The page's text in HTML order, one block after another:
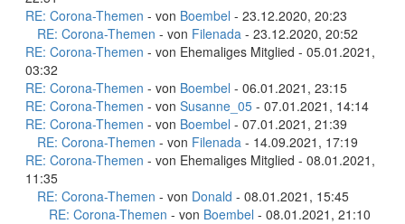
RE: Corona-Themen - von Boembel - 23.12.2020, 20:23
RE: Corona-Themen - von Filenada - 23.12.2020, 20:52
RE: Corona-Themen - von Ehemaliges Mitglied - 05.01.2021,
03:32
RE: Corona-Themen - von Boembel - 06.01.2021, 23:15
RE: Corona-Themen - von Susanne_05 - 07.01.2021, 14:14
RE: Corona-Themen - von Boembel - 07.01.2021, 21:39
RE: Corona-Themen - von Filenada - 14.09.2021, 17:19
RE: Corona-Themen - von Ehemaliges Mitglied - 08.01.2021,
11:35
RE: Corona-Themen - von Donald - 08.01.2021, 15:45
RE: Corona-Themen - von Boembel - 08.01.2021, 21:10